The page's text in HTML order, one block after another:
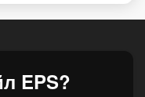
EPS?